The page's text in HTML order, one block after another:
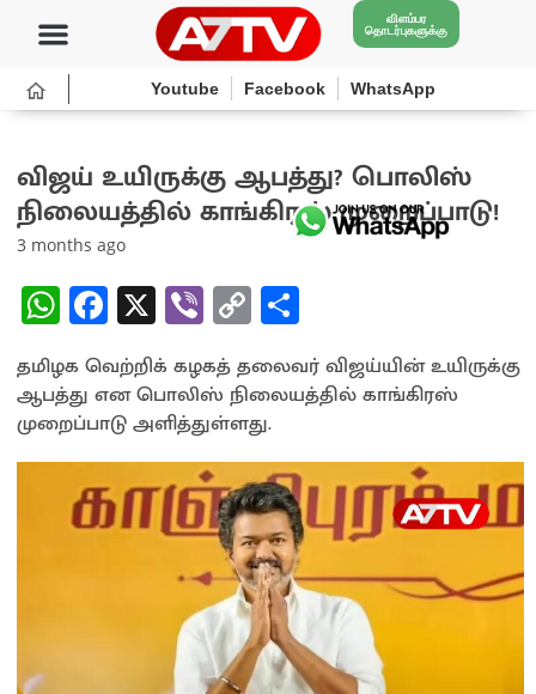
விளம்பர
தொடர்புகளுக்கு
Youtube Facebook WhatsApp
விஜய் உயிருக்கு ஆபத்து? பொலிஸ்
நிலையத்தில் காங்கிரஸ் முறைப்பாடு!
3 months ago
W
h
at
sA
p
p
Fa
ce
b
o
o
k
X Vi
b
er
C
o
py
Li
n
k
h
ar
e
தமிழக வெற்றிக் கழகத் தலைவர் விஜய்யின் உயிருக்கு
ஆபத்து என பொலிஸ் நிலையத்தில் காங்கிரஸ்
முறைப்பாடு அளித்துள்ளது.